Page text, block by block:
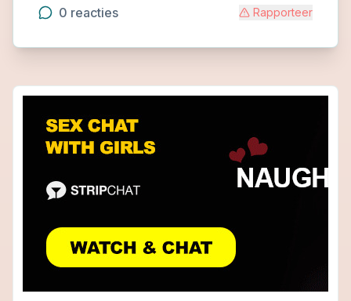
0 reacties Rapporteer